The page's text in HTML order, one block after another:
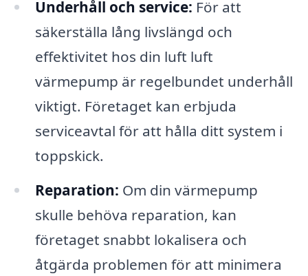
Underhåll och service: För att
säkerställa lång livslängd och
effektivitet hos din luft luft
värmepump är regelbundet underhåll
viktigt. Företaget kan erbjuda
serviceavtal för att hålla ditt system i
toppskick.
Reparation: Om din värmepump
skulle behöva reparation, kan
företaget snabbt lokalisera och
åtgärda problemen för att minimera